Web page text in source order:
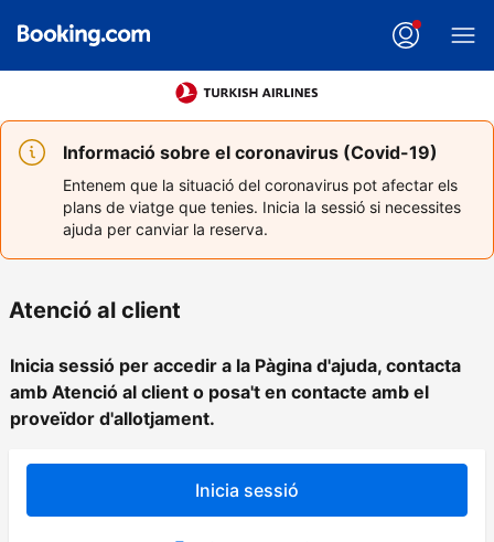
Informació sobre el coronavirus (Covid-19)
Entenem que la situació del coronavirus pot afectar els
plans de viatge que tenies. Inicia la sessió si necessites
ajuda per canviar la reserva.
Atenció al client
Inicia sessió per accedir a la Pàgina d'ajuda, contacta
amb Atenció al client o posa't en contacte amb el
proveïdor d'allotjament.
Inicia sessió